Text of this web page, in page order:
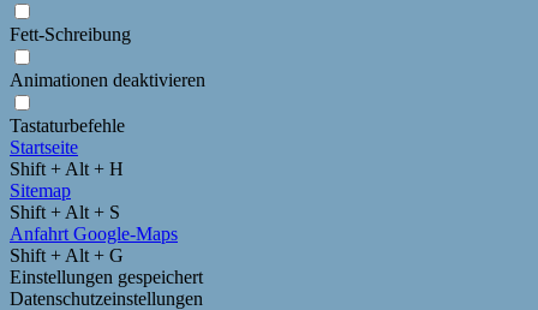
Fett-Schreibung
Animationen deaktivieren
Tastaturbefehle
Startseite
Shift + Alt + H
Sitemap
Shift + Alt + S
Anfahrt Google-Maps
Shift + Alt + G
Einstellungen gespeichert
Datenschutzeinstellungen